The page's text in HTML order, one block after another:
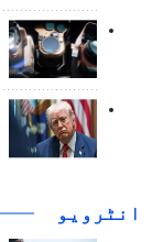
انٹرويو